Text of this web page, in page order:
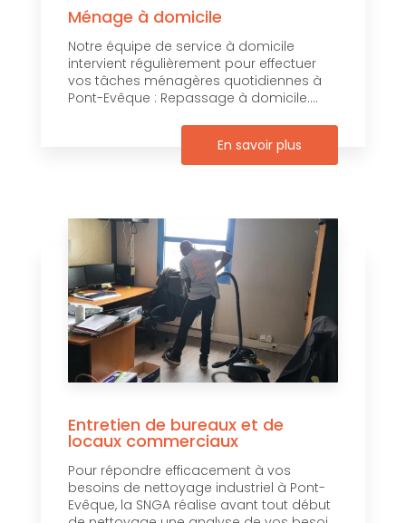
Ménage à domicile
Notre équipe de service à domicile
intervient régulièrement pour effectuer
vos tâches ménagères quotidiennes à
Pont-Evêque : Repassage à domicile....
En savoir plus
Entretien de bureaux et de
locaux commerciaux
Pour répondre efficacement à vos
besoins de nettoyage industriel à Pont-
Evêque, la SNGA réalise avant tout début